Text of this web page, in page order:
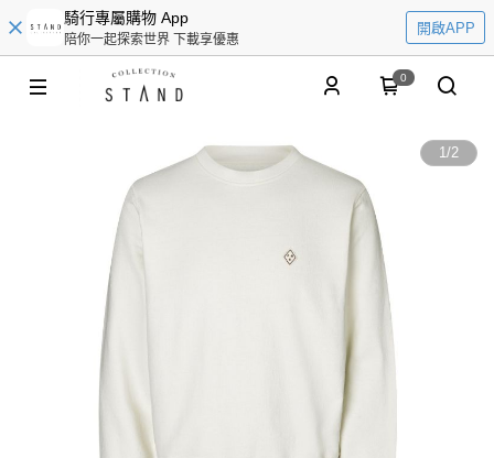
騎行專屬購物 App
陪你一起探索世界 下載享優惠
開啟APP
0
1/2